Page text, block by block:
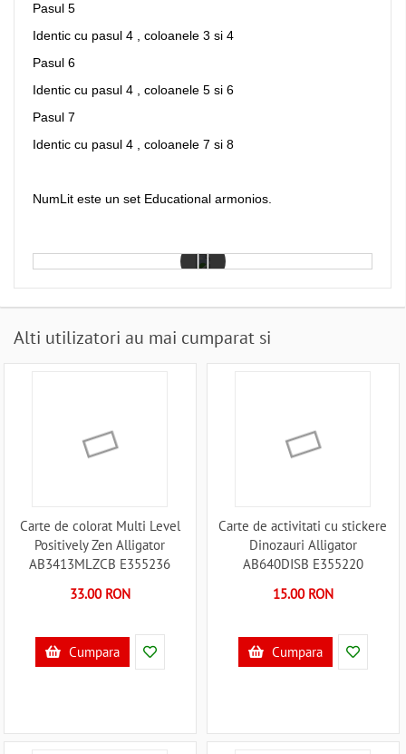
Pasul 5
Identic cu pasul 4 , coloanele 3 si 4
Pasul 6
Identic cu pasul 4 , coloanele 5 si 6
Pasul 7
Identic cu pasul 4 , coloanele 7 si 8
NumLit este un set Educational armonios.
Alti utilizatori au mai cumparat si
Carte de colorat Multi Level
Positively Zen Alligator
AB3413MLZCB E355236
33.00 RON
Cumpara
Carte de activitati cu stickere
Dinozauri Alligator
AB640DISB E355220
15.00 RON
Cumpara